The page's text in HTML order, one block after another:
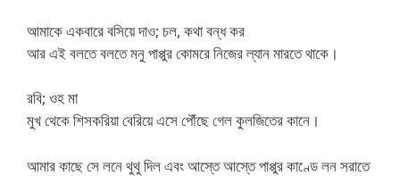
আমাকে একবারে বসিয়ে দাও; চল, কথা বন্ধ কর
আর এই বলতে বলতে মনু পাপ্পুর কোমরে নিজের ল্যান মারতে থাকে।
রবি; ওহ মা
মুখ থেকে শিসকরিয়া বেরিয়ে এসে পৌঁছে গেল কুলজিতের কানে।
আমার কাছে সে লনে থুথু দিল এবং আস্তে আস্তে পাপ্পুর কাণ্ডে লন সরাতে